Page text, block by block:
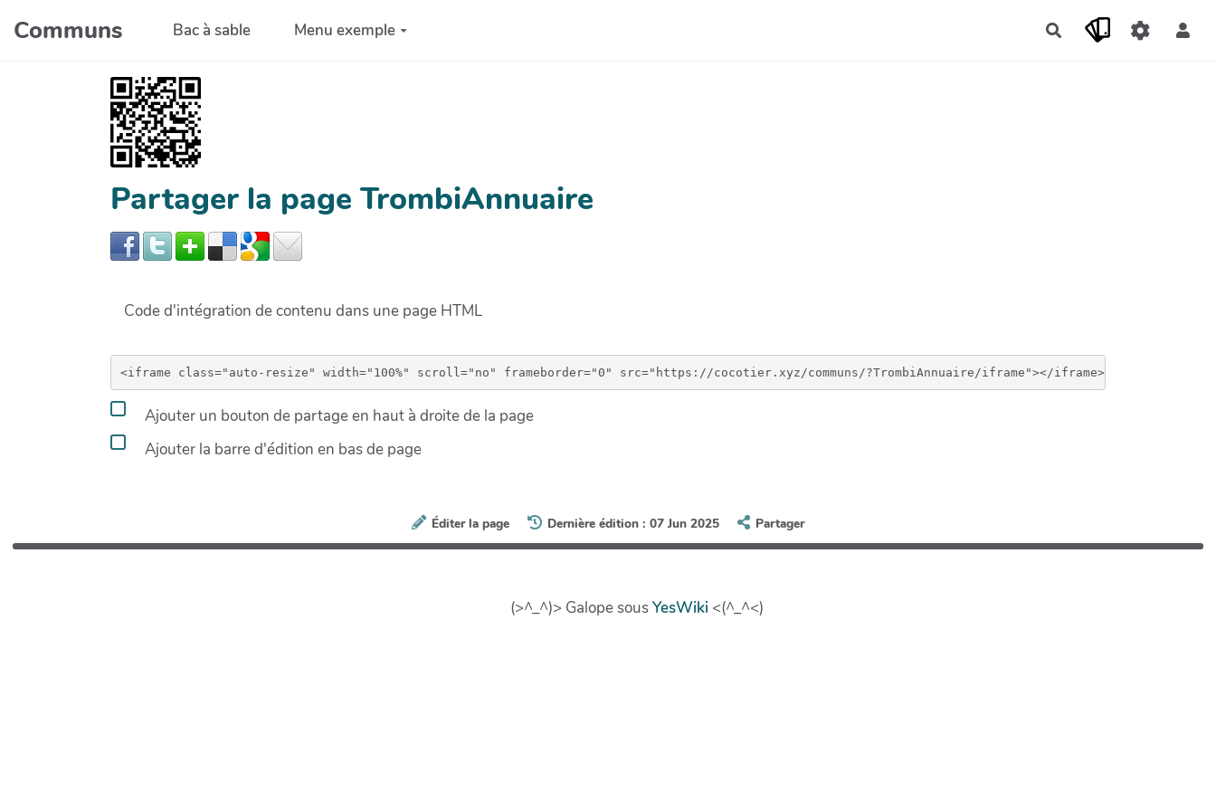
Aller au contenu principal
Communs Bac à sable Menu exemple Rechercher
Partager la page TrombiAnnuaire
Code d'intégration de contenu dans une page HTML
<iframe class="auto-resize" width="100%" scroll="no" frameborder="0" src="https://cocotier.xyz/communs/?TrombiAnnuaire/iframe"></iframe>
Ajouter un bouton de partage en haut à droite de la page
Ajouter la barre d'édition en bas de page
Éditer la page Dernière édition : 07 Jun 2025 Partager
(>^_^)> Galope sousYesWiki <(^_^<)